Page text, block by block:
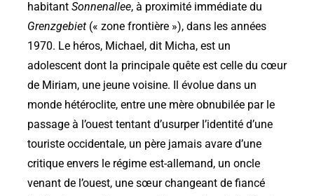
habitant Sonnenallee, à proximité immédiate du
Grenzgebiet (« zone frontière »), dans les années
1970. Le héros, Michael, dit Micha, est un
adolescent dont la principale quête est celle du cœur
de Miriam, une jeune voisine. Il évolue dans un
monde hétéroclite, entre une mère obnubilée par le
passage à l’ouest tentant d’usurper l’identité d’une
touriste occidentale, un père jamais avare d’une
critique envers le régime est-allemand, un oncle
venant de l’ouest, une sœur changeant de fiancé